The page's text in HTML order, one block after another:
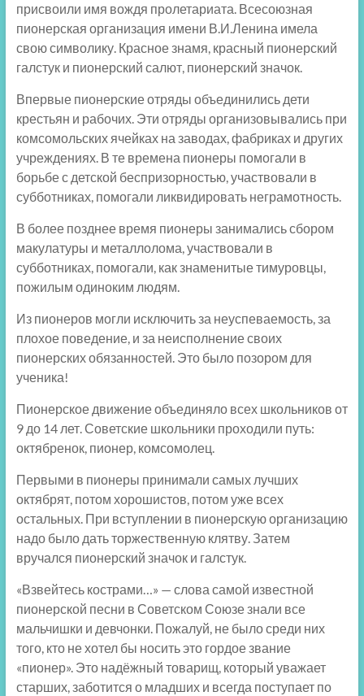
присвоили имя вождя пролетариата. Всесоюзная
пионерская организация имени В.И.Ленина имела
свою символику. Красное знамя, красный пионерский
галстук и пионерский салют, пионерский значок.
Впервые пионерские отряды объединились дети
крестьян и рабочих. Эти отряды организовывались при
комсомольских ячейках на заводах, фабриках и других
учреждениях. В те времена пионеры помогали в
борьбе с детской беспризорностью, участвовали в
субботниках, помогали ликвидировать неграмотность.
В более позднее время пионеры занимались сбором
макулатуры и металлолома, участвовали в
субботниках, помогали, как знаменитые тимуровцы,
пожилым одиноким людям.
Из пионеров могли исключить за неуспеваемость, за
плохое поведение, и за неисполнение своих
пионерских обязанностей. Это было позором для
ученика!
Пионерское движение объединяло всех школьников от
9 до 14 лет. Советские школьники проходили путь:
октябренок, пионер, комсомолец.
Первыми в пионеры принимали самых лучших
октябрят, потом хорошистов, потом уже всех
остальных. При вступлении в пионерскую организацию
надо было дать торжественную клятву. Затем
вручался пионерский значок и галстук.
«Взвейтесь кострами…» — слова самой известной
пионерской песни в Советском Союзе знали все
мальчишки и девчонки. Пожалуй, не было среди них
того, кто не хотел бы носить это гордое звание
«пионер». Это надёжный товарищ, который уважает
старших, заботится о младших и всегда поступает по